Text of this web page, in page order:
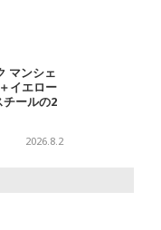
マンシェ
イエロー
チールの2
2026.8.2